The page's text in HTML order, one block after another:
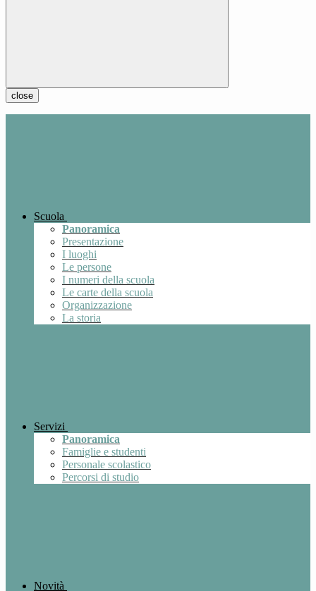
close
Scuola
Panoramica
Presentazione
I luoghi
Le persone
I numeri della scuola
Le carte della scuola
Organizzazione
La storia
Servizi
Panoramica
Famiglie e studenti
Personale scolastico
Percorsi di studio
Novità